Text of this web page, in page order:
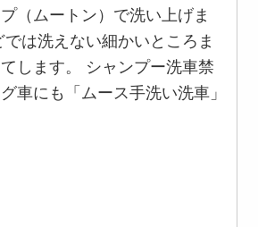
（ムートン）で洗い上げま
は洗えない細かいところま
します。 シャンプー洗車禁
車にも「ムース手洗い洗車」